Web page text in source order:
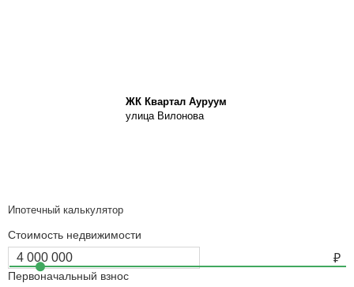
ЖК Квартал Ауруум
улица Вилонова
Ипотечный калькулятор
Стоимость недвижимости
Первоначальный взнос